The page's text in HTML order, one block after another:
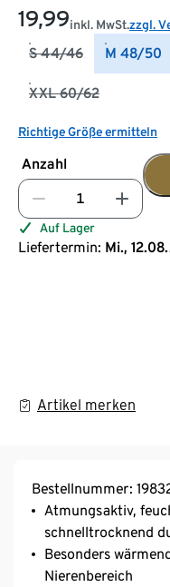
19,99inkl. MwSt.zzgl.
S 44/46 M 48/50
XXL 60/62
Richtige Größe ermitteln
Anzahl
Auf Lager
Liefertermin: Mi.,
Artikel merken
Bestellnummer:
Atmungsaktiv,
schnelltrocknend
Besonders
Nierenbereich